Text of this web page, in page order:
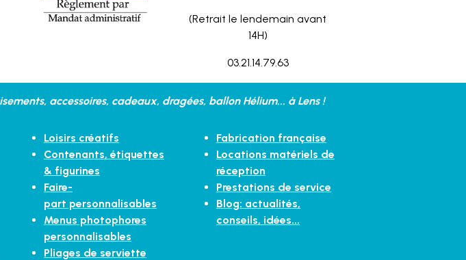
(Retrait le lendemain avant
14H)
03.21.14.79.63
accessoires, cadeaux, dragées, ballon Hélium... à Lens !
Loisirs créatifs
Contenants, étiquettes
& figurines
Faire-
part personnalisables
Menus photophores
personnalisables
Pliages de serviette
Fabrication française
Locations matériels de
réception
Prestations de service
Blog: actualités,
conseils, idées...